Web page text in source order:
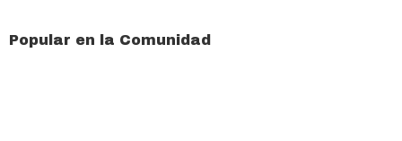
Popular en la Comunidad